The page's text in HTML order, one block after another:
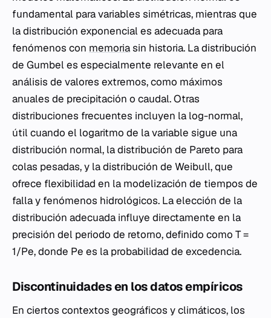
fundamental para variables simétricas, mientras que
la distribución exponencial es adecuada para
fenómenos con memoriasin historia. La distribución
de Gumbel es especialmente relevante en el
análisis de valores extremos, como máximos
anuales de precipitación o caudal. Otras
distribuciones frecuentes incluyen la log-normal,
útil cuando el logaritmo de la variable sigue una
distribución normal, la distribución de Pareto para
colas pesadas, y la distribución de Weibull, que
ofrece flexibilidad en la modelización de tiempos de
falla y fenómenos hidrológicos. La elección de la
distribución adecuada influye directamente en la
precisión del periodo de retorno, definido como T =
1/Pe, donde Pe es la probabilidad de excedencia.
Discontinuidades en los datos empíricos
En ciertos contextos geográficos y climáticos, los